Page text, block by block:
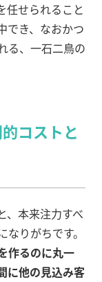
任せられること
でき、なおかつ
る、一石二鳥の
コストと
、本来注力すべ
りがちです。
作るのに丸一
に他の見込み客